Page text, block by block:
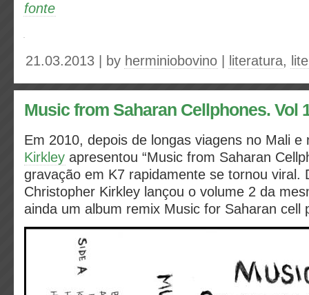
fonte
21.03.2013 | by herminiobovino literatura,
Music from Saharan Cellphones. Vol
Em 2010, depois de longas viagens no Mali
Kirkley apresentou “Music from Saharan
gravação em K7 rapidamente se tornou viral.
Christopher Kirkley lançou o volume 2 da
ainda um album remix Music for Saharan cell